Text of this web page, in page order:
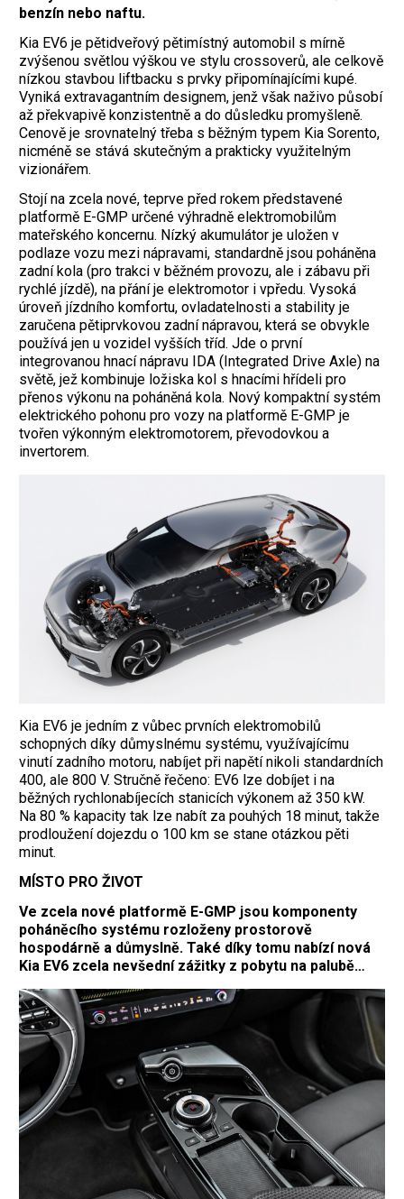
benzín nebo naftu.­
Kia EV6 je pětidveřový pětimístný automobil s mírně
zvýšenou světlou výškou ve stylu crossoverů, ale celkově
nízkou stavbou liftbacku s prvky připomínajícími kupé.
Vyniká extravagantním designem, jenž však naživo působí
až překvapivě konzistentně a do důsledku promyšleně.
Cenově je srovnatelný třeba s běžným typem Kia Sorento,
nicméně se stává skutečným a prakticky využitelným
vizionářem.
Stojí na zcela nové, teprve před rokem představené
platformě E-GMP určené výhradně elektromobilům
mateřského koncernu. Nízký akumulátor je uložen v
podlaze vozu mezi nápravami, standardně jsou poháněna
zadní kola (pro trakci v běžném provozu, ale i zábavu při
rychlé jízdě), na přání je elektromotor i vpředu. Vysoká
úroveň jízdního komfortu, ovladatelnosti a stability je
zaručena pětiprvkovou zadní nápravou, která se obvykle
používá jen u vozidel vyšších tříd. Jde o první
integrovanou hnací nápravu IDA (Integrated Drive Axle) na
světě, jež kombinuje ložiska kol s hnacími hřídeli pro
přenos výkonu na poháněná kola. Nový kompaktní systém
elektrického pohonu pro vozy na platformě ­E-GMP je
tvořen výkonným elektromotorem, převodovkou a
invertorem.
Kia EV6 je jedním z vůbec prvních elektromobilů
schopných díky důmyslnému systému, využívajícímu
vinutí zadního motoru, nabíjet při napětí nikoli standardních
400, ale 800 V. Stručně řečeno: EV6 lze dobíjet i na
běžných rychlonabíjecích stanicích ­výkonem až 350 kW.
Na 80 % kapacity tak lze nabít za pouhých 18 minut, takže
prodloužení dojezdu o 100 km se stane otázkou pěti
minut.
MÍSTO PRO ŽIVOT
Ve zcela nové platformě E-GMP jsou komponenty
poháněcího systému rozloženy prostorově
hospodárně a důmyslně. Také díky tomu nabízí nová
Kia EV6 zcela nevšední zážitky z pobytu na palubě…